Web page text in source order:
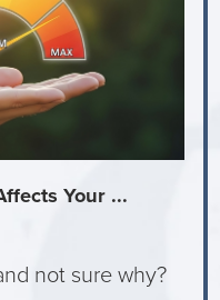
Your ...
not sure why?